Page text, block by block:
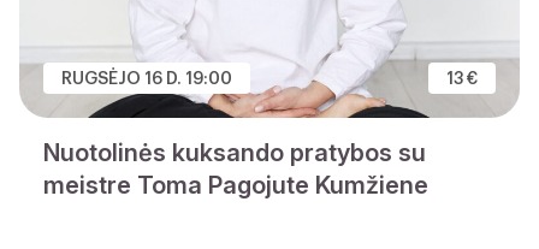
RUGSĖJO 16 D. 19:00 13 €
Nuotolinės kuksando pratybos su
meistre Toma Pagojute Kumžiene